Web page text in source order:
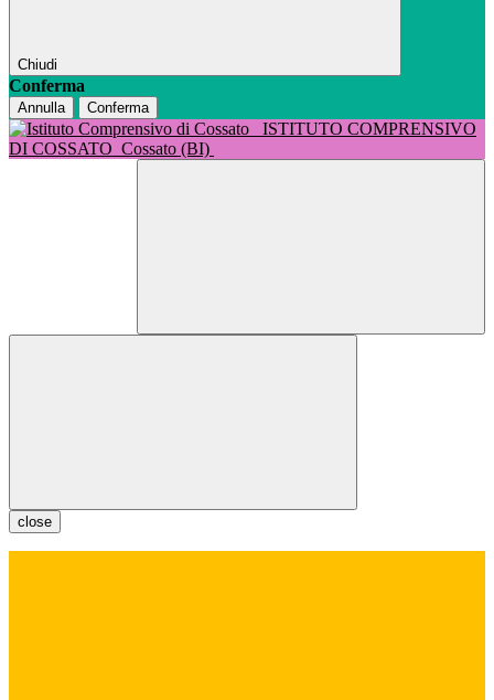
Chiudi
Conferma
Annulla Conferma
ISTITUTO COMPRENSIVO
DI COSSATO Cossato (BI)
close